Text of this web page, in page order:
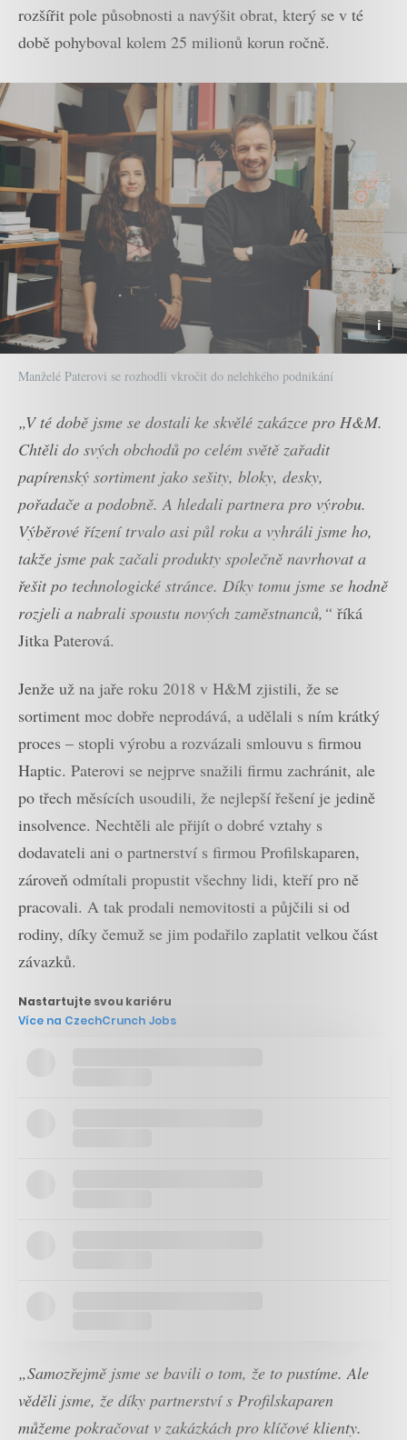
rozšířit pole působnosti a navýšit obrat, který se v té
době pohyboval kolem 25 milionů korun ročně.
Manželé Paterovi se rozhodli vkročit do nelehkého podnikání
„V té době jsme se dostali ke skvělé zakázce pro H&M.
Chtěli do svých obchodů po celém světě zařadit
papírenský sortiment jako sešity, bloky, desky,
pořadače a podobně. A hledali partnera pro výrobu.
Výběrové řízení trvalo asi půl roku a vyhráli jsme ho,
takže jsme pak začali produkty společně navrhovat a
řešit po technologické stránce. Díky tomu jsme se hodně
rozjeli a nabrali spoustu nových zaměstnanců,“ říká
Jitka Paterová.
Jenže už na jaře roku 2018 v H&M zjistili, že se
sortiment moc dobře neprodává, a udělali s ním krátký
proces – stopli výrobu a rozvázali smlouvu s firmou
Haptic. Paterovi se nejprve snažili firmu zachránit, ale
po třech měsících usoudili, že nejlepší řešení je jedině
insolvence. Nechtěli ale přijít o dobré vztahy s
dodavateli ani o partnerství s firmou Profilskaparen,
zároveň odmítali propustit všechny lidi, kteří pro ně
pracovali. A tak prodali nemovitosti a půjčili si od
rodiny, díky čemuž se jim podařilo zaplatit velkou část
závazků.
Nastartujte svou kariéru
Více na CzechCrunch Jobs
„Samozřejmě jsme se bavili o tom, že to pustíme. Ale
věděli jsme, že díky partnerství s Profilskaparen
můžeme pokračovat v zakázkách pro klíčové klienty.